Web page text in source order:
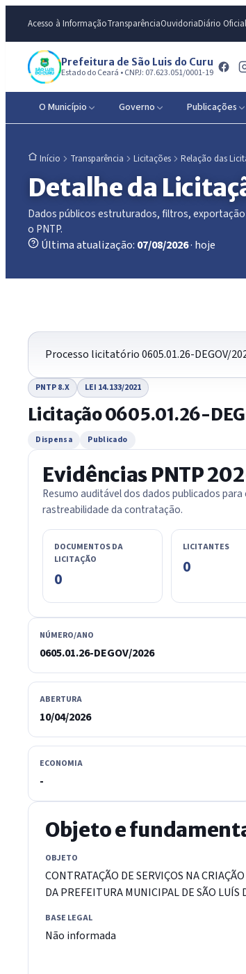
Acesso à InformaçãoTransparênciaOuvidoriaDiário Oficial
Prefeitura de São Luis do Curu
Estado do Ceará • CNPJ: 07.623.051/0001-19
O Município Governo Publicações
Início Transparência Licitações Relação das
Detalhe da
Dados públicos estruturados, filtros,
o PNTP.
Última atualização: 07/08/2026· hoje
Processo licitatório 0605.01.26-DEGOV/
PNTP 8.X LEI 14.133/2021
Licitação 0605.01.26-
Dispensa Publicado
Evidências PNTP
Resumo auditável dos dados publicados
rastreabilidade da contratação.
DOCUMENTOS DA
LICITAÇÃO
0
LICITANTES
0
NÚMERO/ANO
0605.01.26-DEGOV/2026
ABERTURA
10/04/2026
ECONOMIA
-
Objeto e
OBJETO
CONTRATAÇÃO DE SERVIÇOS NA
DA PREFEITURA MUNICIPAL DE SÃO LUÍS
BASE LEGAL
Não informada